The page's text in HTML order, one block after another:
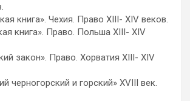
книга». Чехия. Право XIII- XIV веков.
книга». Право. Польша XIII- XIV
закон». Право. Хорватия XIII- XIV
черногорский и горский» XVIII век.